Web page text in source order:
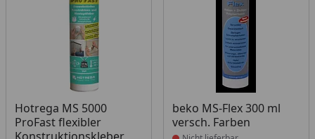
Hotrega MS 5000
ProFast flexibler
beko MS-Flex 300 ml
versch. Farben
Produkt nicht lieferbar